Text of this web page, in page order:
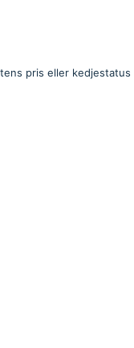
pris eller kedjestatus